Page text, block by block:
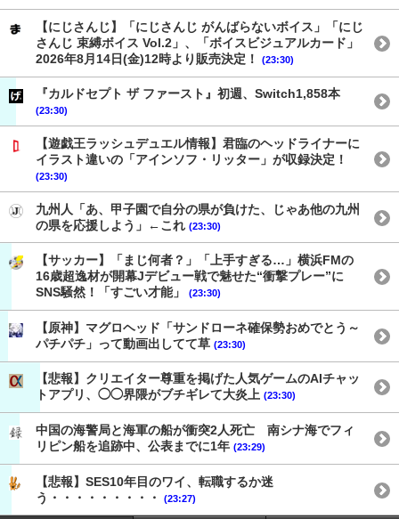
【にじさんじ】「にじさんじ がんばらないボイス」「にじ
さんじ 束縛ボイス Vol.2」、「ボイスビジュアルカード」
2026年8月14日(金)12時より販売決定！
(23:30)
『カルドセプト ザ ファースト』初週、Switch1,858本
(23:30)
【遊戯王ラッシュデュエル情報】君臨のヘッドライナーに
イラスト違いの「アインソフ・リッター」が収録決定！
(23:30)
九州人「あ、甲子園で自分の県が負けた、じゃあ他の九州
の県を応援しよう」←これ (23:30)
【サッカー】「まじ何者？」「上手すぎる…」横浜FMの
16歳超逸材が開幕Jデビュー戦で魅せた“衝撃プレー”に
SNS騒然！「すごい才能」
(23:30)
【原神】マグロヘッド「サンドローネ確保勢おめでとう～
パチパチ」って動画出してて草 (23:30)
【悲報】クリエイター尊重を掲げた人気ゲームのAIチャッ
トアプリ、◯◯界隈がブチギレて大炎上 (23:30)
中国の海警局と海軍の船が衝突2人死亡 南シナ海でフィ
リピン船を追跡中、公表までに1年 (23:29)
【悲報】SES10年目のワイ、転職するか迷
う・・・・・・・・・
(23:27)